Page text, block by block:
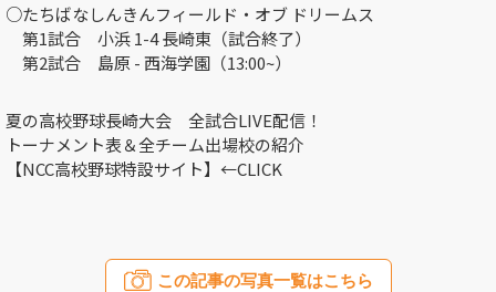
○たちばなしんきんフィールド・オブ ドリームス
第1試合 小浜1-4長崎東 （試合終了）
第2試合 島原-西海学園（13:00~）
夏の高校野球長崎大会 全試合LIVE配信！
トーナメント表＆全チーム出場校の紹介
【NCC高校野球特設サイト】←CLICK
この記事の写真一覧はこちら